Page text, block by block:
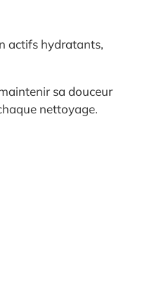
actifs hydratants,
sa douceur
nettoyage.